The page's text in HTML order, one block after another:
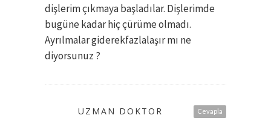
dişlerim çıkmaya başladılar. Dişlerimde
bugüne kadar hiç çürüme olmadı.
Ayrılmalar giderekfazlalaşır mı ne
diyorsunuz ?
Cevapla
UZMAN DOKTOR